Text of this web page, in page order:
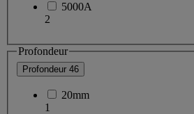
5000A
2
Profondeur
Profondeur 46
20mm
1